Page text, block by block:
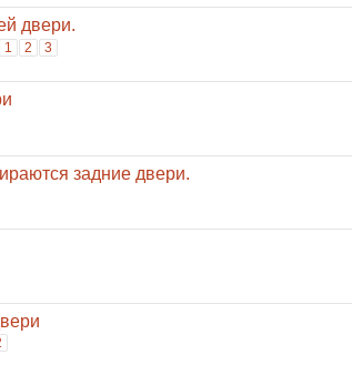
двери.
1 2 3
задние двери.